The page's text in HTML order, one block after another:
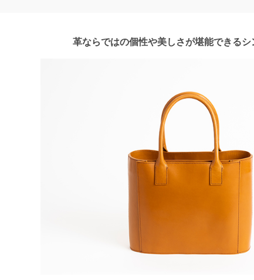
革ならではの個性や美しさが堪能できるシ